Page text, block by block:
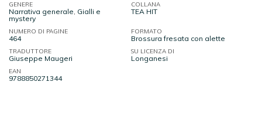
GENERE
Narrativa generale, Gialli e
mystery
COLLANA
TEA HIT
NUMERO DI PAGINE
464
FORMATO
Brossura fresata con alette
TRADUTTORE
Giuseppe Maugeri
SU LICENZA DI
Longanesi
EAN
9788850271344